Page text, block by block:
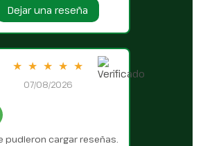
Dejar una reseña
★ ★ ★ ★ ★
07/08/2026
pudieron cargar reseñas.